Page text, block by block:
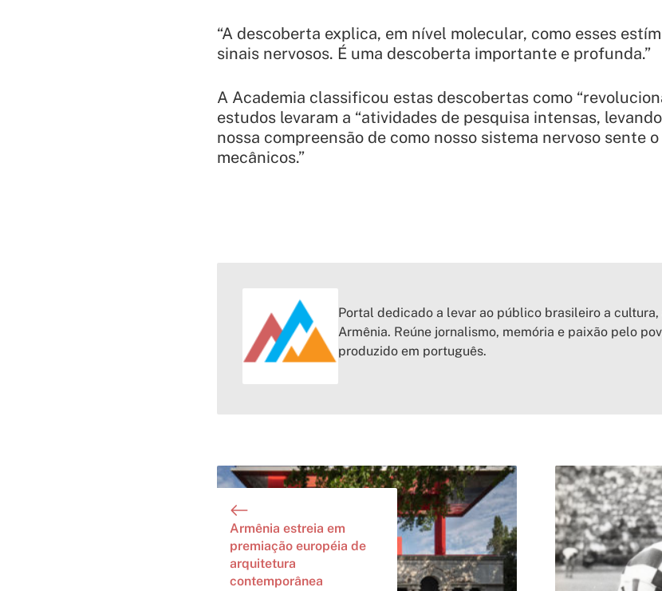
“A descoberta explica, em nível molecular, como esses
sinais nervosos. É uma descoberta importante e profunda.”
A Academia classificou estas descobertas como
estudos levaram a “atividades de pesquisa intensas,
nossa compreensão de como nosso sistema nervoso sente
mecânicos.”
Portal dedicado a levar ao público brasileiro a
Armênia. Reúne jornalismo, memória e paixão pelo
produzido em português.
Armênia estreia em
premiação européia de
arquitetura
contemporânea